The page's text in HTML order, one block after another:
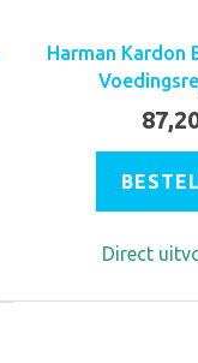
Harman Kardon
Direct